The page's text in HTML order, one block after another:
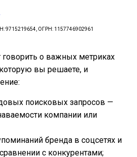
9715219654, ОГРН: 1157746902961
говорить о важных метриках
вы решаете, и
поисковых запросов —
компании или
бренда в соцсетях и
с конкурентами;